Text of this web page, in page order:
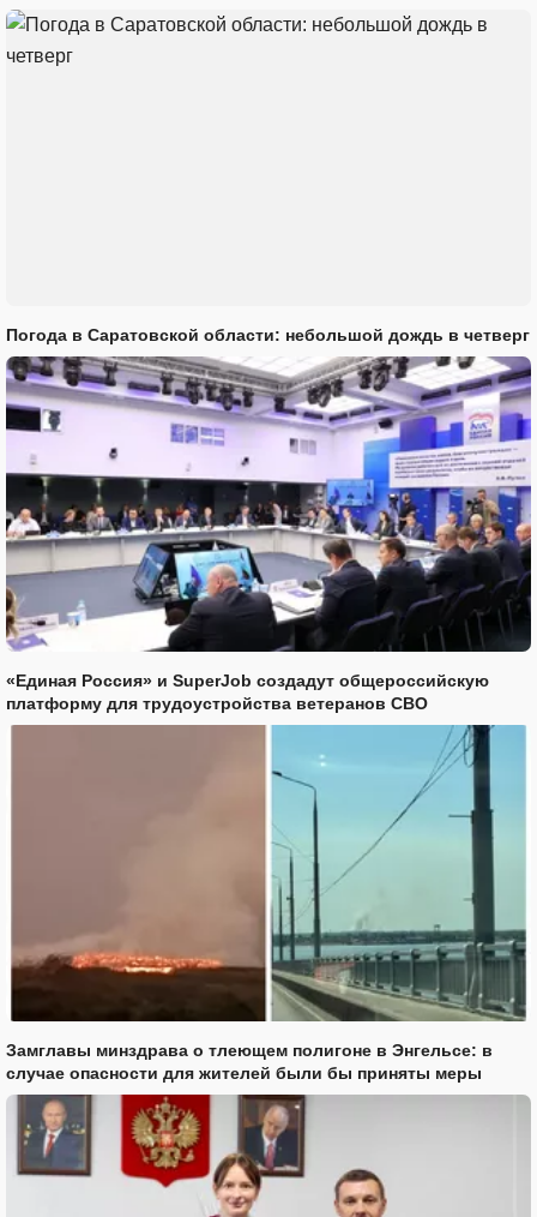
Погода в Саратовской области: небольшой дождь в четверг
«Единая Россия» и SuperJob создадут общероссийскую
платформу для трудоустройства ветеранов СВО
Замглавы минздрава о тлеющем полигоне в Энгельсе: в
случае опасности для жителей были бы приняты меры